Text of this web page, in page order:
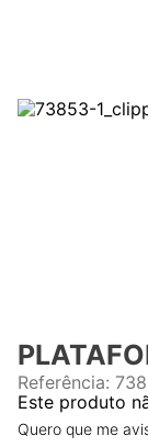
Referência:
Este produto
Quero que me